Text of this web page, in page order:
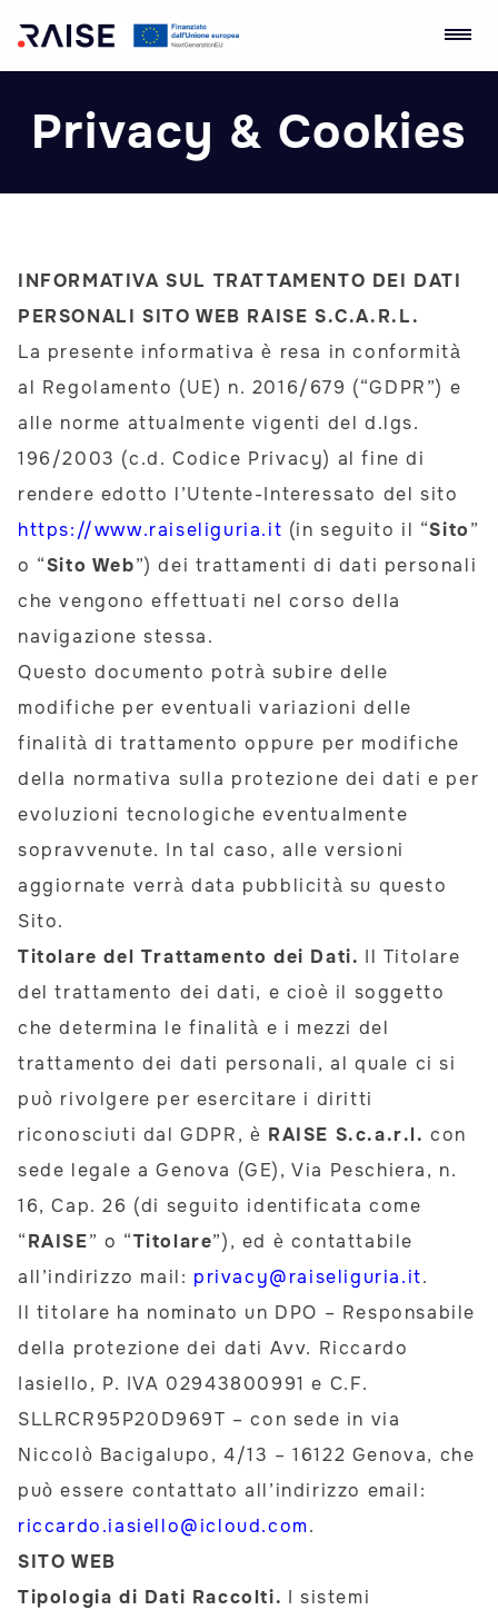
content
dell'Innovazione
RAISE
Socio-economic
Empowerment
Privacy & Cookies
INFORMATIVA SUL TRATTAMENTO DEI DATI
PERSONALI SITO WEB RAISE S.C.A.R.L.
La presente informativa è resa in conformità
al Regolamento (UE) n. 2016/679 (“GDPR”) e
alle norme attualmente vigenti del d.lgs.
196/2003 (c.d. Codice Privacy) al fine di
rendere edotto l’Utente-Interessato del sito
https://www.raiseliguria.it (in seguito il “Sito”
o “Sito Web”) dei trattamenti di dati personali
che vengono effettuati nel corso della
navigazione stessa.
Questo documento potrà subire delle
modifiche per eventuali variazioni delle
finalità di trattamento oppure per modifiche
della normativa sulla protezione dei dati e per
evoluzioni tecnologiche eventualmente
sopravvenute. In tal caso, alle versioni
aggiornate verrà data pubblicità su questo
Sito.
Titolare del Trattamento dei Dati. Il Titolare
del trattamento dei dati, e cioè il soggetto
che determina le finalità e i mezzi del
trattamento dei dati personali, al quale ci si
può rivolgere per esercitare i diritti
riconosciuti dal GDPR, è RAISE S.c.a.r.l. con
sede legale a Genova (GE), Via Peschiera, n.
16, Cap. 26 (di seguito identificata come
“RAISE” o “Titolare”), ed è contattabile
all’indirizzo mail: privacy@raiseliguria.it.
Il titolare ha nominato un DPO – Responsabile
della protezione dei dati Avv. Riccardo
Iasiello, P. IVA 02943800991 e C.F.
SLLRCR95P20D969T – con sede in via
Niccolò Bacigalupo, 4/13 – 16122 Genova, che
può essere contattato all’indirizzo email:
riccardo.iasiello@icloud.com.
SITO WEB
Tipologia di Dati Raccolti. I sistemi